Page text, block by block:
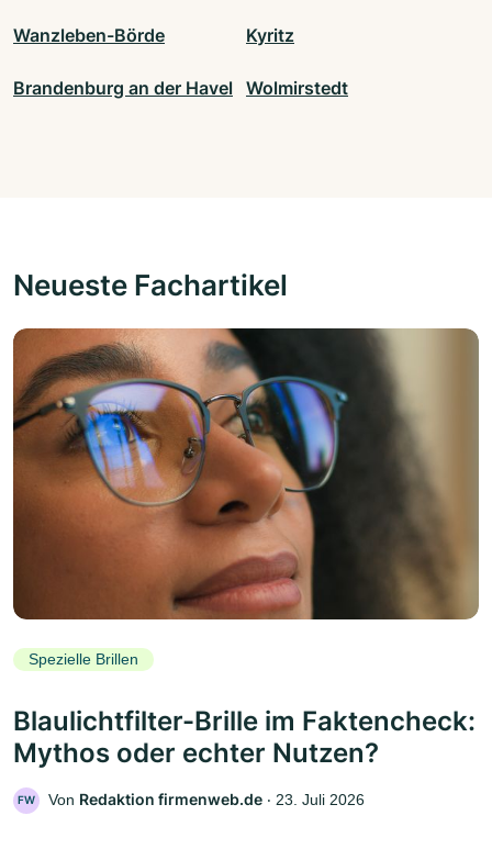
Wanzleben-Börde Kyritz
Brandenburg an der Havel Wolmirstedt
Neueste Fachartikel
Spezielle Brillen
Blaulichtfilter-Brille im Faktencheck:
Mythos oder echter Nutzen?
FW Von Redaktion firmenweb.de ‧ 23. Juli 2026